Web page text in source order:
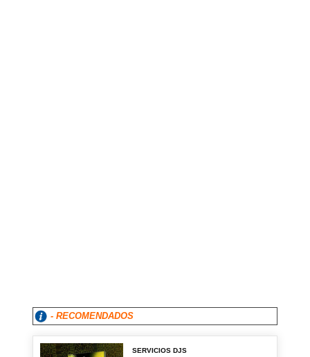
- RECOMENDADOS
SERVICIOS DJS